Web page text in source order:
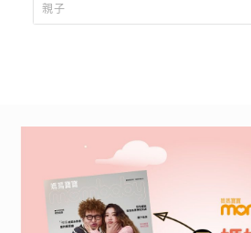
施讓孩子盡情放電
親子